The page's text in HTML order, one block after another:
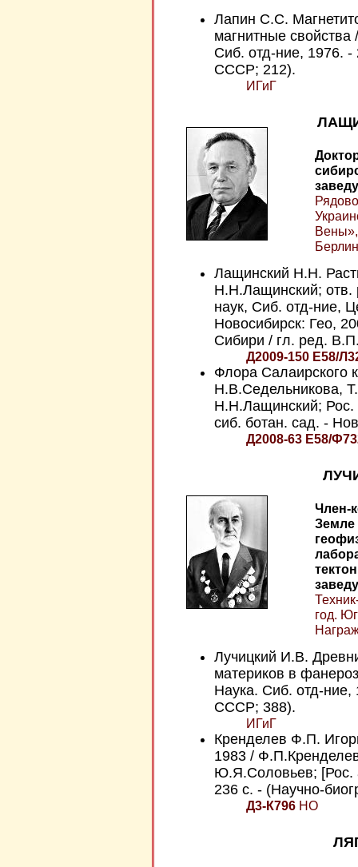
Лапин С.С.
магнитные
Сиб. отд-ние, 1976.
СССР; 212).
ИГиГ
Вены»,
Лащинский Н.Н.
Н.Н.Лащинский; отв.
наук, Сиб. отд-ние,
Новосибирск: Гео,
Сибири / гл. ред.
Д2009-150 Е58/
Флора Салаирского
Н.В.Седельникова,
Н.Н.Лащинский; Рос.
сиб. ботан. сад. -
Д2008-63 Е58/
Член-
Земле
год.
Лучицкий И.В.
материков в
Наука. Сиб. отд-
СССР; 388).
ИГиГ
Кренделев Ф.П.
1983 /
Ю.Я.Соловьев; [Рос.
236 с. - (Научно-
Д3-К796НО